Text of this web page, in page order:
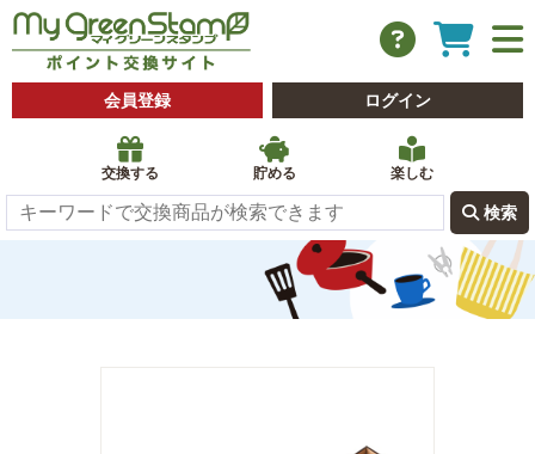
会員登録 ログイン
交換する 貯める 楽しむ
 検索